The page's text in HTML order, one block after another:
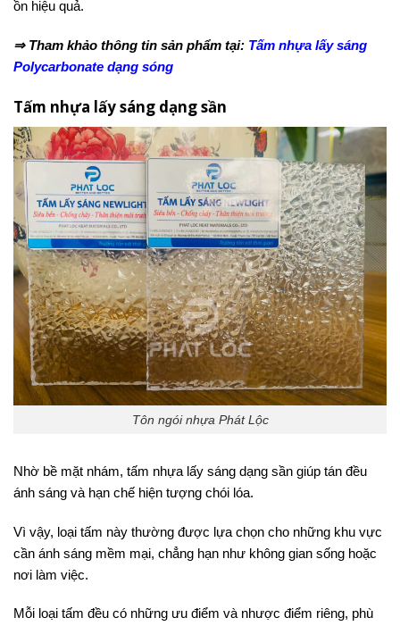
ồn hiệu quả.
⇒ Tham khảo thông tin sản phẩm tại: Tấm nhựa lấy sáng
Polycarbonate dạng sóng
Tấm nhựa lấy sáng dạng sần
Tôn ngói nhựa Phát Lộc
Nhờ bề mặt nhám, tấm nhựa lấy sáng dạng sần giúp tán đều
ánh sáng và hạn chế hiện tượng chói lóa.
Vì vậy, loại tấm này thường được lựa chọn cho những khu vực
cần ánh sáng mềm mại, chẳng hạn như không gian sống hoặc
nơi làm việc.
Mỗi loại tấm đều có những ưu điểm và nhược điểm riêng, phù